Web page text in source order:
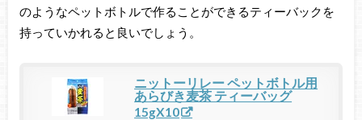
のようなペットボトルで作ることができるティーバックを
持っていかれると良いでしょう。
ニットーリレー ペットボトル用
あらびき麦茶 ティーバッグ
15gX10